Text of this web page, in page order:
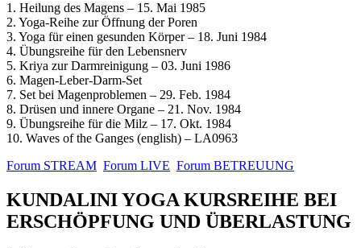
1. Heilung des Magens – 15. Mai 1985
2. Yoga-Reihe zur Öffnung der Poren
3. Yoga für einen gesunden Körper – 18. Juni 1984
4. Übungsreihe für den Lebensnerv
5. Kriya zur Darmreinigung – 03. Juni 1986
6. Magen-Leber-Darm-Set
7. Set bei Magenproblemen – 29. Feb. 1984
8. Drüsen und innere Organe – 21. Nov. 1984
9. Übungsreihe für die Milz – 17. Okt. 1984
10. Waves of the Ganges (english) – LA0963
Forum STREAM Forum LIVE Forum BETREUUNG
KUNDALINI YOGA KURSREIHE BEI
ERSCHÖPFUNG UND ÜBERLASTUNG